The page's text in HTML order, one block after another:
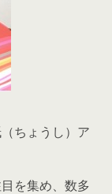
ちょうし）ア
を集め、数多